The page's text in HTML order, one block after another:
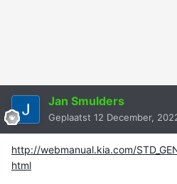
Jan Smulders
Geplaatst 12 December,
http://webmanual.kia.com/
html